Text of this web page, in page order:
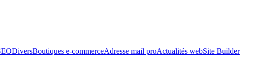
DiversBoutiques e-commerceAdresse mail proActualités webSite Builder